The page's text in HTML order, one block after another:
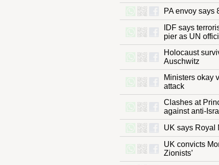
PA envoy
IDF says
pier as UN
Holocaust
Auschwitz
Ministers
attack
Clashes at
against anti-
UK says
UK convicts
Zionists’